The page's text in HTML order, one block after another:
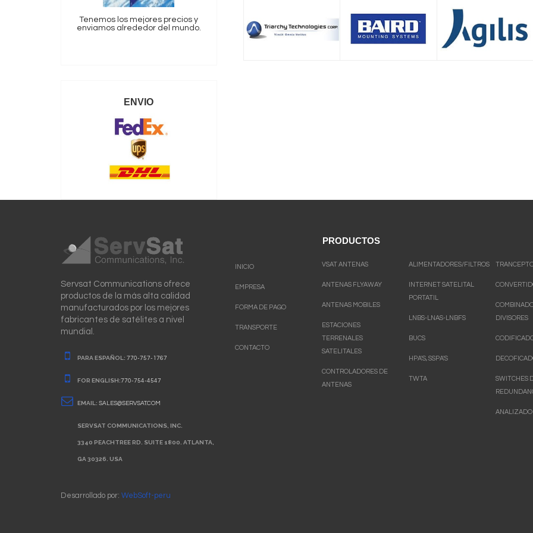
Tenemos los mejores precios y
enviamos alrededor del mundo.
ENVIO
Servsat Communications ofrece
productos de la más alta calidad
manufacturados por los mejores
fabricantes de satélites a nivel
mundial.
PARA ESPAÑOL: 770-757-1767
FOR ENGLISH:770-754-4547
EMAIL: SALES@SERVSAT.COM
SERVSAT COMMUNICATIONS, INC.
3340 PEACHTREE RD. SUITE 1800. ATLANTA,
GA 30326. USA
INICIO
EMPRESA
FORMA DE PAGO
TRANSPORTE
CONTACTO
PRODUCTOS
VSAT ANTENAS
ANTENAS FLYAWAY
ANTENAS MOBILES
ESTACIONES
TERRENALES
SATELITALES
CONTROLADORES DE
ANTENAS
ALIMENTADORES/FILTROS
INTERNET SATELITAL
PORTATIL
LNBS-LNAS-LNBFS
BUCS
HPA'S, SSPA'S
TWTA
DIVISORES
SWITCHES
Desarrollado por: WebSoft-peru